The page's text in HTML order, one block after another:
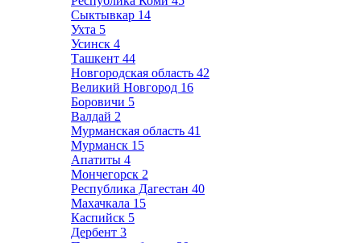
Сыктывкар 14
Ухта 5
Усинск 4
Ташкент 44
Новгородская область 42
Великий Новгород 16
Боровичи 5
Валдай 2
Мурманская область 41
Мурманск 15
Апатиты 4
Мончегорск 2
Республика Дагестан 40
Махачкала 15
Каспийск 5
Дербент 3